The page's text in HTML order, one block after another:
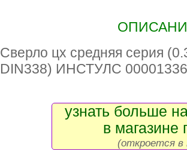
Сверло цх средняя серия
DIN338) ИНСТУЛС
узнать больше
в магазине
(откроется в